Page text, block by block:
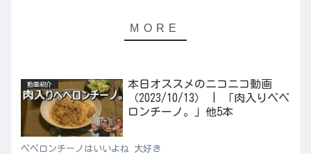
動画紹介
本日オススメのニコニコ動画
（2023/10/13） | 「肉入りペペ
ロンチーノ。」他5本
ペペロンチーノはいいよね 大好き